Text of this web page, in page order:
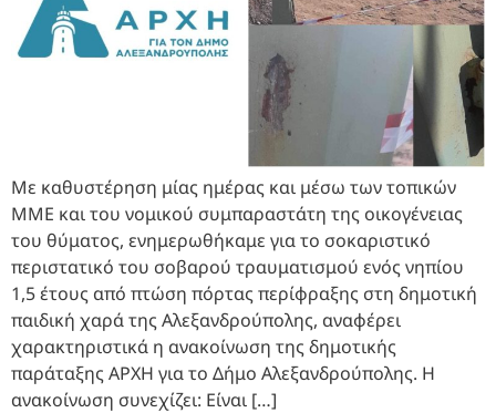
Με καθυστέρηση μίας ημέρας και μέσω των τοπικών
ΜΜΕ και του νομικού συμπαραστάτη της οικογένειας
του θύματος, ενημερωθήκαμε για το σοκαριστικό
περιστατικό του σοβαρού τραυματισμού ενός νηπίου
1,5 έτους από πτώση πόρτας περίφραξης στη δημοτική
παιδική χαρά της Αλεξανδρούπολης, αναφέρει
χαρακτηριστικά η ανακοίνωση της δημοτικής
παράταξης ΑΡΧΗ για το Δήμο Αλεξανδρούπολης. Η
ανακοίνωση συνεχίζει: Είναι […]